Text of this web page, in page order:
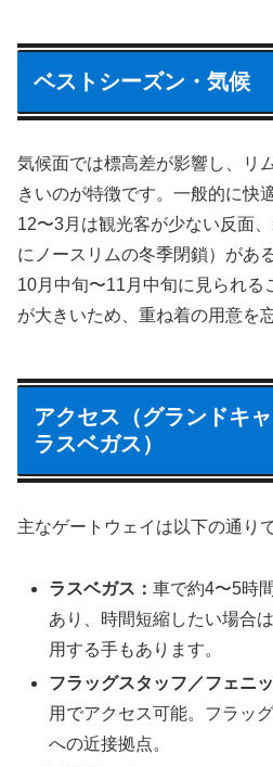
ベストシーズン・気候
気候面では標高差が影響し、リ
きいのが特徴です。一般的に快
12〜3月は観光客が少ない反面
にノースリムの冬季閉鎖）があ
10月中旬〜11月中旬に見られる
が大きいため、重ね着の用意を
アクセス（グランドキ
ラスベガス）
主なゲートウェイは以下の通りで
ラスベガス：車で約4〜5時
あり、時間短縮したい場合
用する手もあります。
フラッグスタッフ／フェニ
用でアクセス可能。フラッ
への近接拠点。